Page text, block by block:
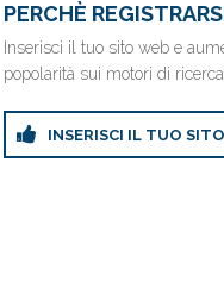
PERCHÈ
Inserisci il tuo sito web e
popolarità sui motori di
INSERISCI IL TUO SITO